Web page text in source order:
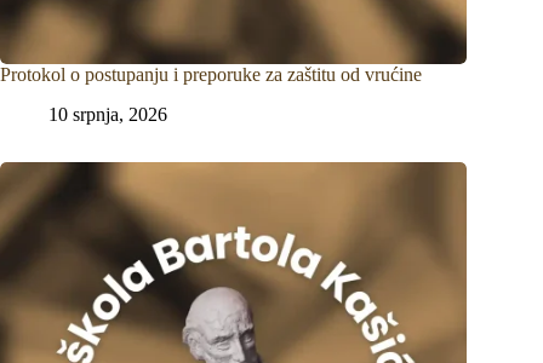
Protokol o postupanju i preporuke za zaštitu od vrućine
10 srpnja, 2026